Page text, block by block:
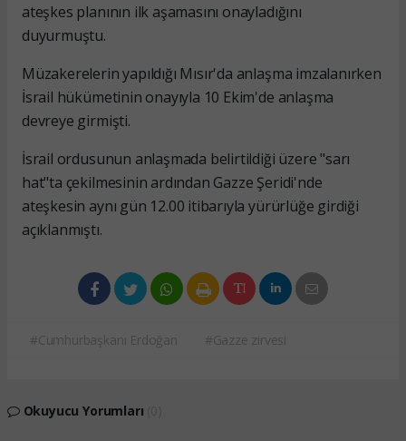
ateşkes planının ilk aşamasını onayladığını
duyurmuştu.
Müzakerelerin yapıldığı Mısır'da anlaşma imzalanırken
İsrail hükümetinin onayıyla 10 Ekim'de anlaşma
devreye girmişti.
İsrail ordusunun anlaşmada belirtildiği üzere "sarı
hat"ta çekilmesinin ardından Gazze Şeridi'nde
ateşkesin aynı gün 12.00 itibarıyla yürürlüğe girdiği
açıklanmıştı.
#Cumhurbaşkanı Erdoğan #Gazze zirvesi
Okuyucu Yorumları